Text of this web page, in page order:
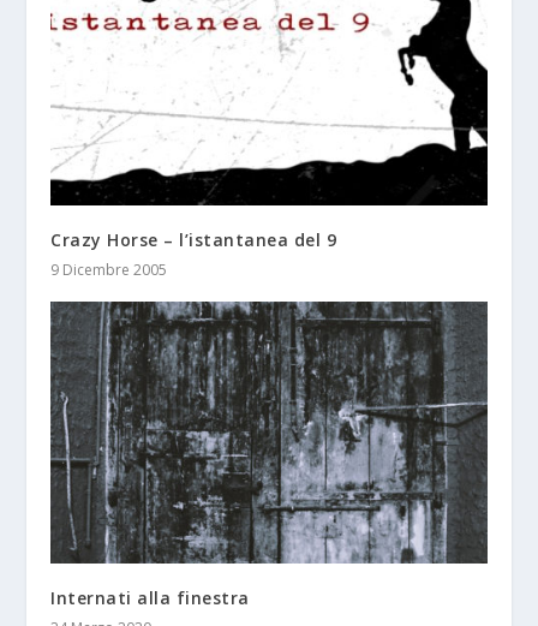
Crazy Horse – l’istantanea del 9
9 Dicembre 2005
Internati alla finestra